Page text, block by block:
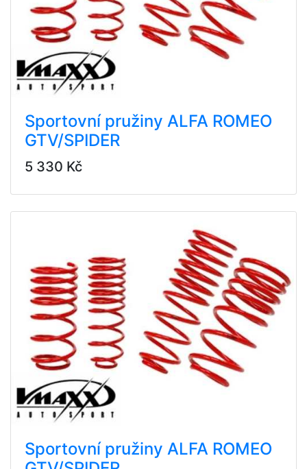
Sportovní pružiny ALFA ROMEO
GTV/SPIDER
5 330 Kč
Sportovní pružiny ALFA ROMEO